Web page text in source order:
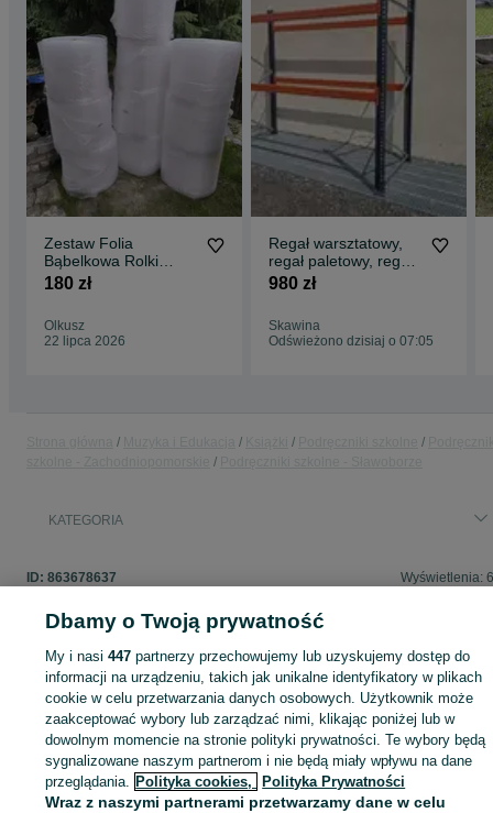
Zestaw Folia
Bąbelkowa Rolki
50cm x 100m
180 zł
Olkusz
22 lipca 2026
Regał warsztatowy,
regał paletowy, regał
do garażu, regał
980 zł
Skawina
Odświeżono dzisiaj o 07:05
KATEGORIA
ID: 863678637 Wyświetlenia:
Zaloguj się lub załóż konto na OLX, aby skontaktować się z
sprzedającym
Zaloguj się / Załóż konto
Dbamy o Twoją prywatność
My i nasi447 partnerzy przechowujemy lub uzyskujemy dostęp do
informacji na urządzeniu, takich jak unikalne identyfikatory w plikach
cookie w celu przetwarzania danych osobowych. Użytkownik może
zaakceptować wybory lub zarządzać nimi, klikając poniżej lub w
dowolnym momencie na stronie polityki prywatności. Te wybory będą
sygnalizowane naszym partnerom i nie będą miały wpływu na dane
przeglądania. Polityka cookies, Polityka Prywatności
Wraz z naszymi partnerami przetwarzamy dane w celu